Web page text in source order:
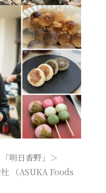
明日香野」＞
（ASUKA Foods